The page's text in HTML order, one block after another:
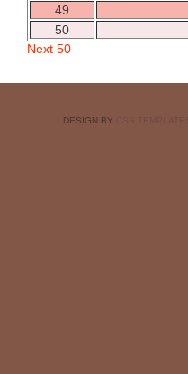
49
50
Next 50
DESIGN BY CSS TEMPLATES